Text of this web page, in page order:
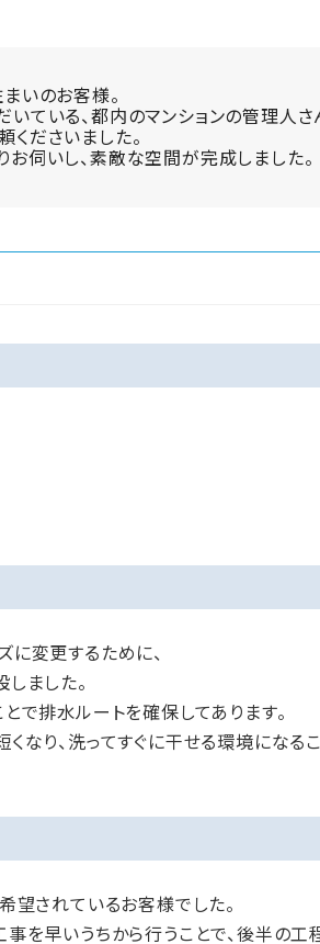
いのお客様。
ている、都内のマンションの管理人
ださいました。
伺いし、素敵な空間が完成しました。
変更するために、
ました。
で排水ルートを確保してあります。
なり、洗ってすぐに干せる環境になる
望されているお客様でした。
を早いうちから行うことで、後半の工